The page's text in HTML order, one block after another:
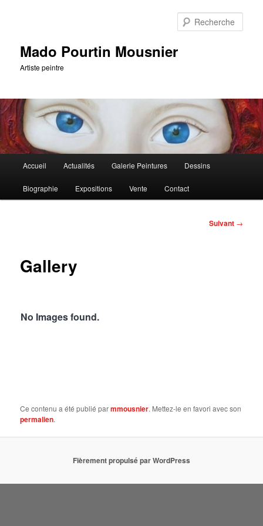
Mado Pourtin Mousnier
Artiste peintre
principal
Accueil Actualités Galerie Peintures Dessins
Biographie Expositions Vente Contact
Navigation
Suivant →
Gallery
No Images found.
Ce contenu a été publié parmmousnier. Mettez-le en favori avec son
permalien.
Fièrement propulsé par WordPress